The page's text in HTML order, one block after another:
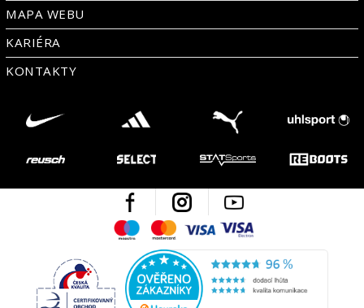
MAPA WEBU
KARIÉRA
KONTAKTY
Facebook Instagram
MaestroMastercard
Visa
Česká kvalita